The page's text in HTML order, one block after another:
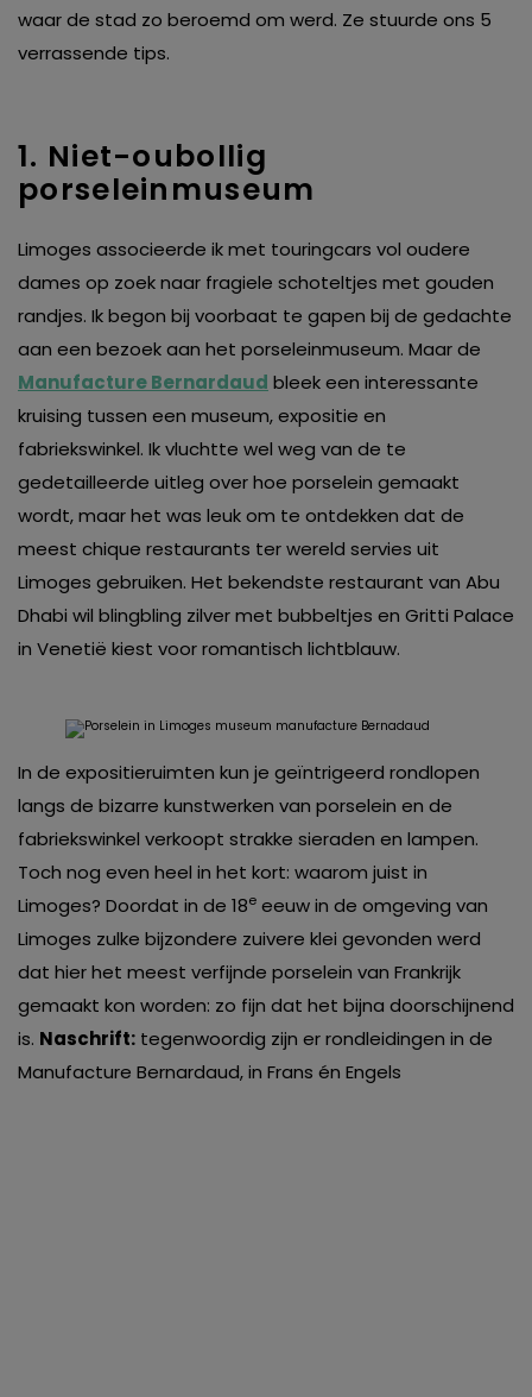
waar de stad zo beroemd om werd. Ze stuurde ons 5
verrassende tips.
1. Niet-oubollig
porseleinmuseum
Limoges associeerde ik met touringcars vol oudere
dames op zoek naar fragiele schoteltjes met gouden
randjes. Ik begon bij voorbaat te gapen bij de gedachte
aan een bezoek aan het porseleinmuseum. Maar de
Manufacture Bernardaud bleek een interessante
kruising tussen een museum, expositie en
fabriekswinkel. Ik vluchtte wel weg van de te
gedetailleerde uitleg over hoe porselein gemaakt
wordt, maar het was leuk om te ontdekken dat de
meest chique restaurants ter wereld servies uit
Limoges gebruiken. Het bekendste restaurant van Abu
Dhabi wil blingbling zilver met bubbeltjes en Gritti Palace
in Venetië kiest voor romantisch lichtblauw.
In de expositieruimten kun je geïntrigeerd rondlopen
langs de bizarre kunstwerken van porselein en de
fabriekswinkel verkoopt strakke sieraden en lampen.
Toch nog even heel in het kort: waarom juist in
Limoges? Doordat in de 18e eeuw in de omgeving van
Limoges zulke bijzondere zuivere klei gevonden werd
dat hier het meest verfijnde porselein van Frankrijk
gemaakt kon worden: zo fijn dat het bijna doorschijnend
is. Naschrift: tegenwoordig zijn er rondleidingen in de
Manufacture Bernardaud, in Frans én Engels